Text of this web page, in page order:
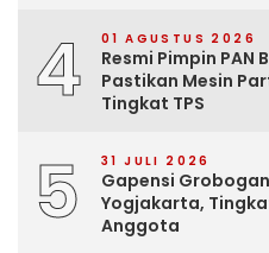
4 01 AGUSTUS 2026
Resmi Pimpin PAN
Pastikan Mesin
Tingkat TPS
5 31 JULI 2026
Gapensi
Yogjakarta,
Anggota